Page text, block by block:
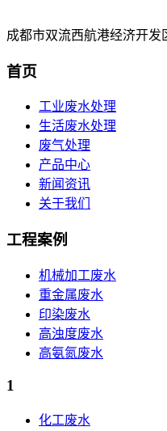
成都市双流西航港经济开发
首页
工业废水处理
生活废水处理
废气处理
产品中心
新闻资讯
关于我们
工程案例
机械加工废水
重金属废水
印染废水
高浊度废水
高氨氮废水
1
化工废水